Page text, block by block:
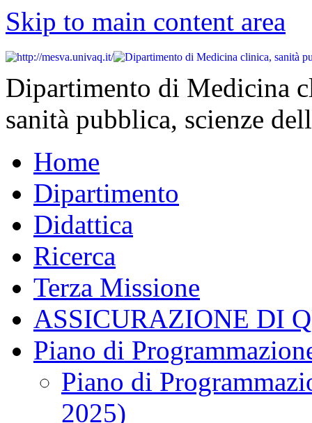
Skip to main content area
Dipartimento di Medicina
sanità pubblica, scienze
Home
Dipartimento
Didattica
Ricerca
Terza Missione
ASSICURAZIONE DI
Piano di
Piano di
2025)